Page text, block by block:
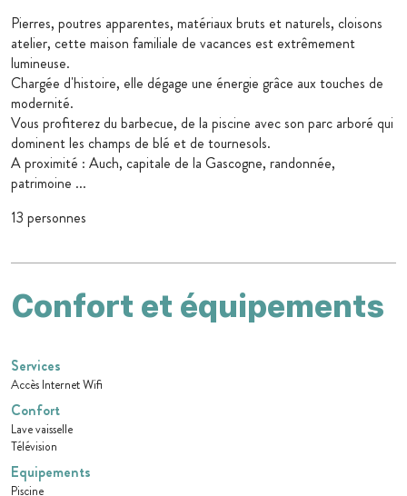
Pierres, poutres apparentes, matériaux bruts et naturels, cloisons
atelier, cette maison familiale de vacances est extrêmement
lumineuse.
Chargée d'histoire, elle dégage une énergie grâce aux touches de
modernité.
Vous profiterez du barbecue, de la piscine avec son parc arboré qui
dominent les champs de blé et de tournesols.
A proximité : Auch, capitale de la Gascogne, randonnée,
patrimoine ...
13 personnes
Confort et équipements
Services
Accès Internet Wifi
Confort
Lave vaisselle
Télévision
Equipements
Piscine